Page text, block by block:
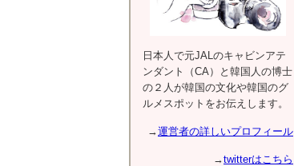
日本人で元JALのキャビンアテ
ンダント（CA）と韓国人の博士
の２人が韓国の文化や韓国のグ
ルメスポットをお伝えします。
→運営者の詳しいプロフィール
→twitterはこちら